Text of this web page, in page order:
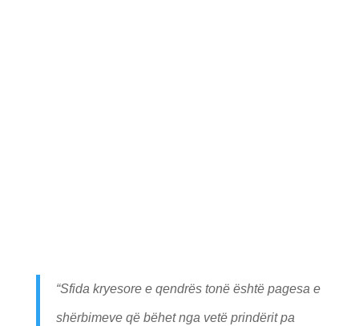
“Sfida kryesore e qendrës tonë është pagesa e
shërbimeve që bëhet nga vetë prindërit pa